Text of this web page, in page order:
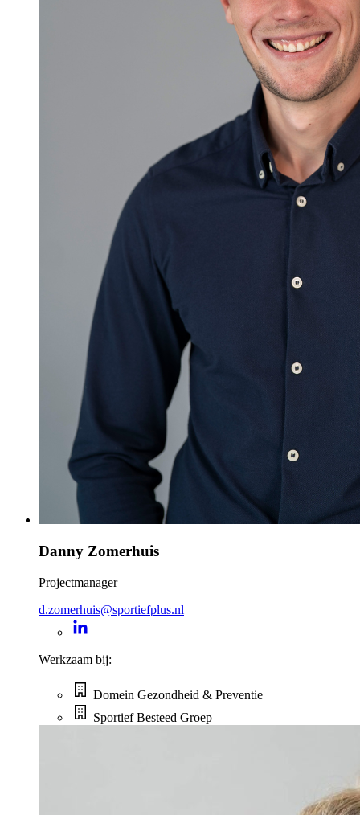
Danny Zomerhuis
Projectmanager
d.zomerhuis@sportiefplus.nl
Werkzaam bij:
Domein Gezondheid & Preventie
Sportief Besteed Groep